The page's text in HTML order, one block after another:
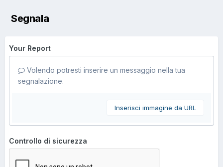
Segnala
Your Report
Volendo potresti inserire un messaggio nella tua
segnalazione.
Inserisci immagine da URL
Controllo di sicurezza